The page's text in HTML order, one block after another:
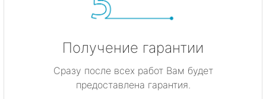
Получение гарантии
Сразу после всех работ Вам будет
предоставлена гарантия.